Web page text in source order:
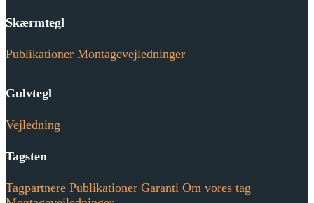
Skærmtegl
Publikationer Montagevejledninger
Gulvtegl
Vejledning
Tagsten
Tagpartnere Publikationer Garanti Om vores tag